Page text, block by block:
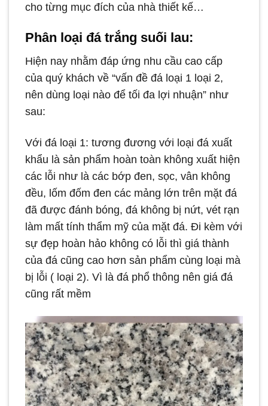
cho từng mục đích của nhà thiết kế…
Phân loại đá trắng suối lau:
Hiện nay nhằm đáp ứng nhu cầu cao cấp
của quý khách về “vấn đề đá loại 1 loại 2,
nên dùng loại nào để tối đa lợi nhuận” như
sau:
Với đá loại 1: tương đương với loại đá xuất
khẩu là sản phẩm hoàn toàn không xuất hiện
các lỗi như là các bớp đen, sọc, vân không
đều, lốm đốm đen các mảng lớn trên mặt đá
đã được đánh bóng, đá không bị nứt, vét rạn
làm mất tính thẩm mỹ của mặt đá. Đi kèm với
sự đẹp hoàn hảo không có lỗi thì giá thành
của đá cũng cao hơn sản phẩm cùng loại mà
bị lỗi ( loại 2). Vì là đá phổ thông nên giá đá
cũng rất mềm